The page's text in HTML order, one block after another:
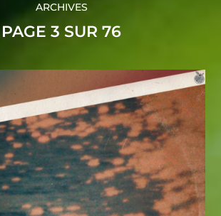
ARCHIVES
PAGE 3 SUR 76